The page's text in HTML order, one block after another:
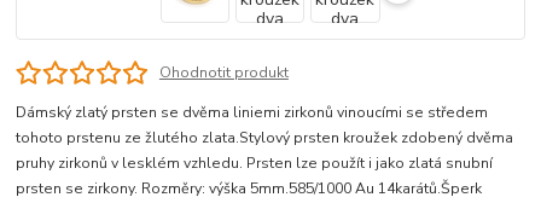
Ohodnotit produkt
Dámský zlatý prsten se dvěma liniemi zirkonů vinoucími se středem
tohoto prstenu ze žlutého zlata.Stylový prsten kroužek zdobený dvěma
pruhy zirkonů v lesklém vzhledu. Prsten lze použít i jako zlatá snubní
prsten se zirkony. Rozměry: výška 5mm.585/1000 Au 14karátů.Šperk